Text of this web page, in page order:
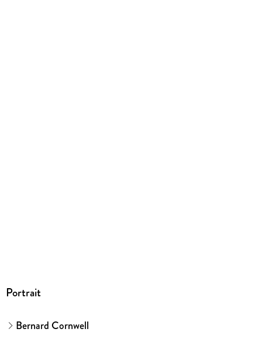
Portrait
Bernard Cornwell